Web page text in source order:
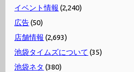
イベント情報 (2,240)
広告(50)
店舗情報 (2,693)
池袋タイムズについて (35)
池袋ネタ (380)